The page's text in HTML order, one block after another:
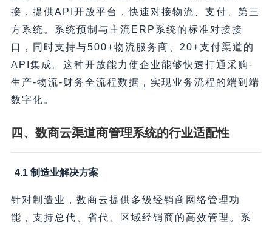
接，提供API开放平台，快速对接物流、支付、第三
方系统。系统预制与主流ERP系统的标准对接接
口，同时支持与500+物流服务商、20+支付渠道的
API集成。这种开放能力使企业能够快速打通采购-
生产-物流-财务全流程数据，实现业务流程的端到端
数字化。
四、数商云渠道商管理系统的行业适配性
4.1 制造业解决方案
针对制造业，数商云提供多级经销商网络管理功
能，支持总代、省代、区域经销商的高效管理。系